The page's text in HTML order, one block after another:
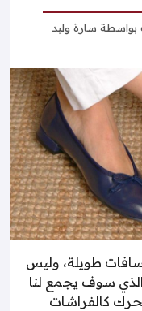
بواسطة سارة وليد
طويلة، وليس
الذي سوف يجمع لنا
كالفراشات